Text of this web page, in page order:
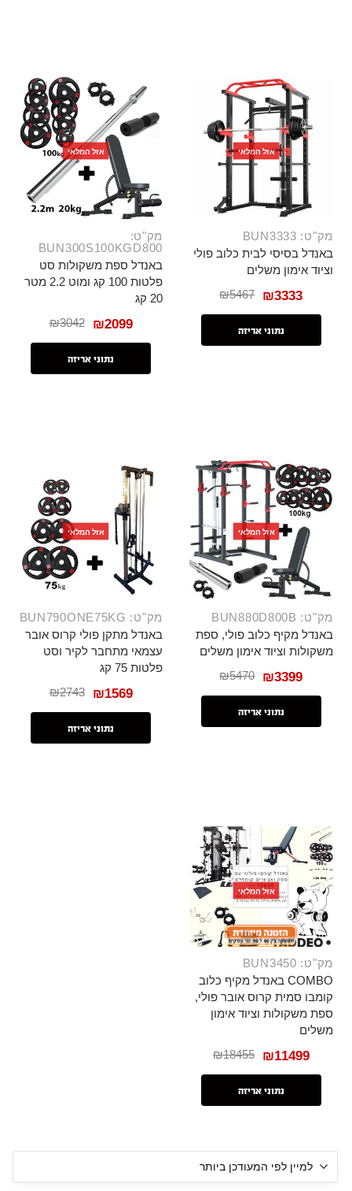
אזל המלאי
מק"ט: BUN3333
באנדל בסיסי לבית כלוב פולי
וציוד אימון משלים
₪5467 ₪3333
נתוני אריזה
אזל המלאי
מק"ט:
BUN300S100KGD800
באנדל ספת משקולות סט
פלטות 100 קג ומוט 2.2 מטר
20 קג
₪3042 ₪2099
נתוני אריזה
אזל המלאי
מק"ט: BUN880D800B
באנדל מקיף כלוב פולי, ספת
משקולות וציוד אימון משלים
₪5470 ₪3399
נתוני אריזה
אזל המלאי
מק"ט: BUN790ONE75KG
באנדל מתקן פולי קרוס אובר
עצמאי מתחבר לקיר וסט
פלטות 75 קג
₪2743 ₪1569
נתוני אריזה
אזל המלאי
מק"ט: BUN3450
COMBO באנדל מקיף כלוב
קומבו סמית קרוס אובר פולי,
ספת משקולות וציוד אימון
משלים
₪18455 ₪11499
נתוני אריזה